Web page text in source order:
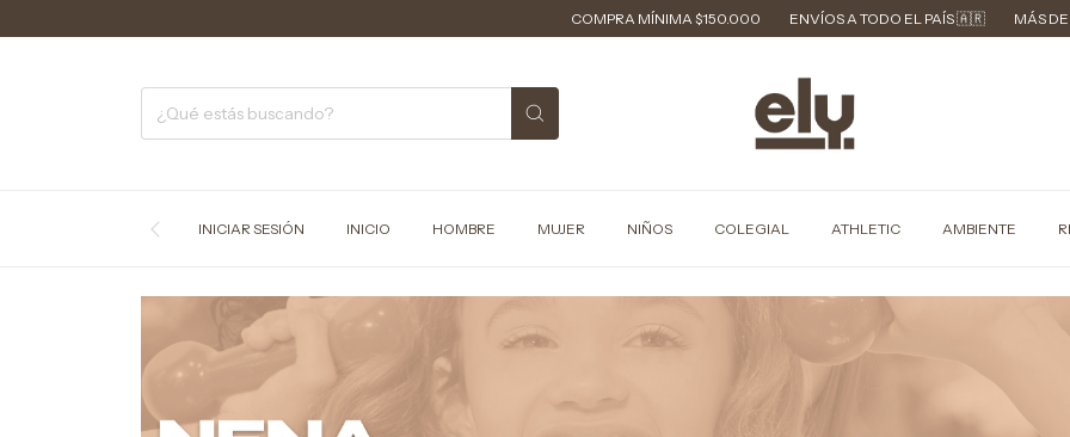
COMPRA MÍNIMA $150.000 ENVÍOS A TODO EL PAÍS 🇦🇷 MÁS DE
INICIAR SESIÓN INICIO HOMBRE MUJER NIÑOS COLEGIAL ATHLETIC AMBIENTE